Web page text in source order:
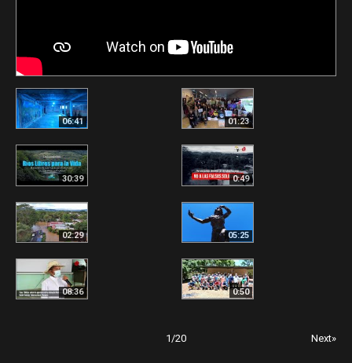
06:41 01:23
30:39 0:49
02:29 05:25
08:36 0:50
1/20 Next»